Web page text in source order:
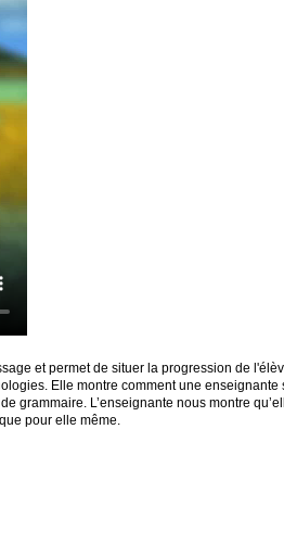
et permet de situer la progression de
Elle montre comment une enseignante
grammaire. L’enseignante nous montre
pour elle même.